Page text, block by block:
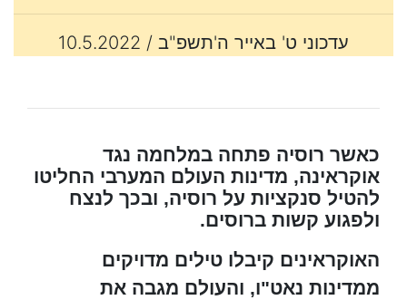
עדכוני ט' באייר ה'תשפ"ב / 10.5.2022
כאשר רוסיה פתחה במלחמה נגד
אוקראינה, מדינות העולם המערבי החליטו
להטיל סנקציות על רוסיה, ובכך לנצח
ולפגוע קשות ברוסים.
האוקראינים קיבלו טילים מדויקים
ממדינות נאט"ו, והעולם מגבה את